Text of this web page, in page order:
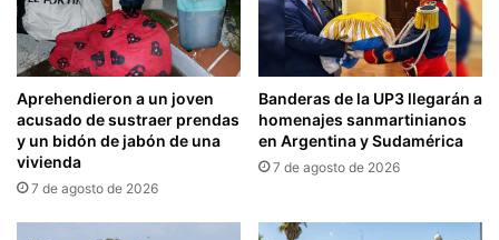
Aprehendieron a un joven
acusado de sustraer prendas
y un bidón de jabón de una
vivienda
7 de agosto de 2026
Banderas de la UP3 llegarán a
homenajes sanmartinianos
en Argentina y Sudamérica
7 de agosto de 2026